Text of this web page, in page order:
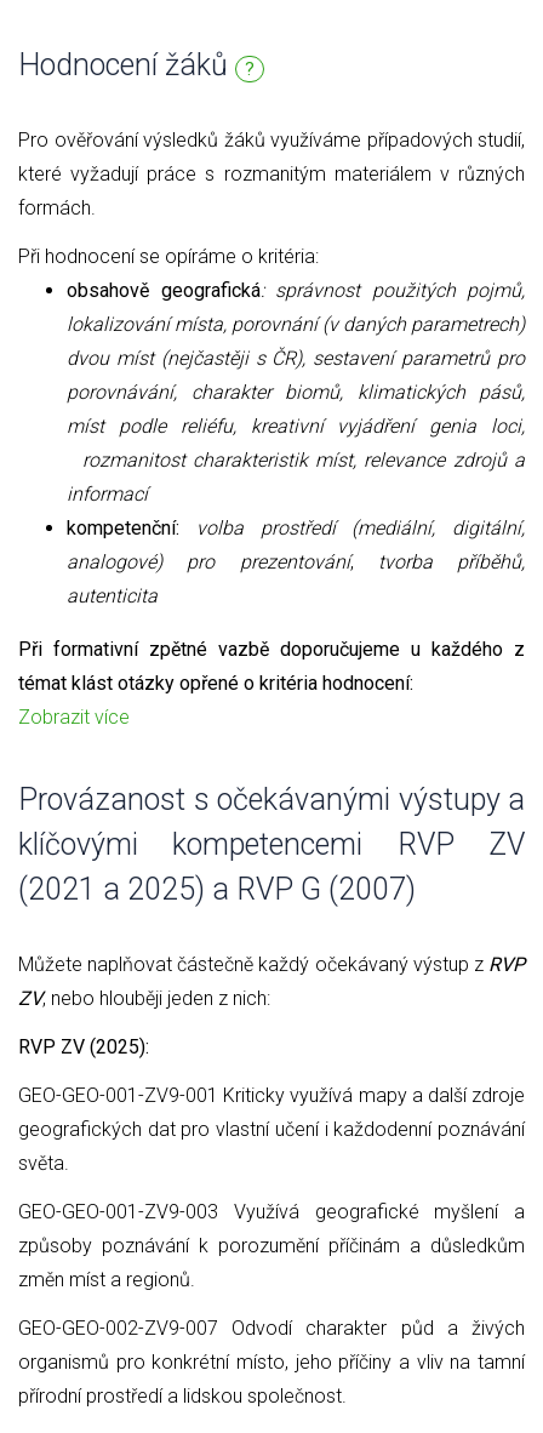
Hodnocení žáků ?
Pro ověřování výsledků žáků využíváme případových studií,
které vyžadují práce s rozmanitým materiálem v různých
formách.
Při hodnocení se opíráme o kritéria:
obsahově geografická: správnost použitých pojmů,
lokalizování místa, porovnání (v daných parametrech)
dvou míst (nejčastěji s ČR), sestavení parametrů pro
porovnávání, charakter biomů, klimatických pásů,
míst podle reliéfu, kreativní vyjádření genia loci,
rozmanitost charakteristik míst, relevance zdrojů a
informací
kompetenční:
volba prostředí (mediální, digitální,
analogové) pro prezentování,tvorba příběhů,
autenticita
Při formativní zpětné vazbě doporučujeme u každého z
témat klást otázky opřené o kritéria hodnocení:
Zobrazit více
Provázanost s očekávanými výstupy a
klíčovými kompetencemi RVP ZV
(2021 a 2025) a RVP G (2007)
Můžete naplňovat částečně každý očekávaný výstup z RVP
ZV, nebo hlouběji jeden z nich:
RVP ZV (2025):
GEO-GEO-001-ZV9-001 Kriticky využívá mapy a další zdroje
geografických dat pro vlastní učení i každodenní poznávání
světa.
GEO-GEO-001-ZV9-003 Využívá geografické myšlení a
způsoby poznávání k porozumění příčinám a důsledkům
změn míst a regionů.
GEO-GEO-002-ZV9-007 Odvodí charakter půd a živých
organismů pro konkrétní místo, jeho příčiny a vliv na tamní
přírodní prostředí a lidskou společnost.